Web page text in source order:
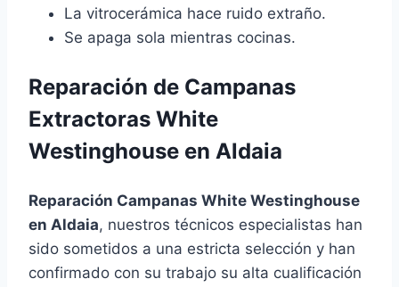
La vitrocerámica hace ruido extraño.
Se apaga sola mientras cocinas.
Reparación de Campanas
Extractoras White
Westinghouse en Aldaia
Reparación Campanas White Westinghouse
en Aldaia, nuestros técnicos especialistas han
sido sometidos a una estricta selección y han
confirmado con su trabajo su alta cualificación